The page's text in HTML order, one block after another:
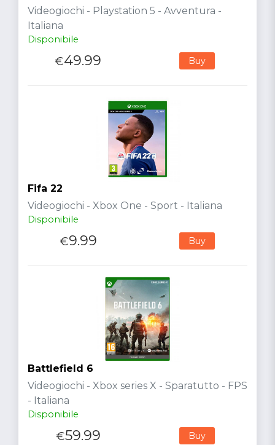
Videogiochi - Playstation 5 - Avventura -
Italiana
Disponibile
€49.99 Buy
Fifa 22
Videogiochi - Xbox One - Sport - Italiana
Disponibile
€9.99 Buy
Battlefield 6
Videogiochi - Xbox series X - Sparatutto - FPS
- Italiana
Disponibile
€59.99 Buy